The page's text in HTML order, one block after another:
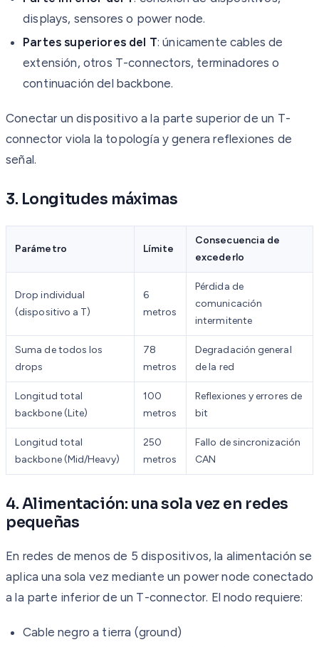
displays, sensores o power node.
Partes superiores del T: únicamente cables de
extensión, otros T-connectors, terminadores o
continuación del backbone.
Conectar un dispositivo a la parte superior de un T-
connector viola la topología y genera reflexiones de
señal.
3. Longitudes máximas
Parámetro Límite
Consecuencia de
excederlo
Drop individual
(dispositivo a T)
6
metros
Pérdida de
comunicación
intermitente
Suma de todos los
drops
78
metros
Degradación general
de la red
Longitud total
backbone (Lite)
100
metros
Reflexiones y errores de
bit
Longitud total
backbone (Mid/Heavy)
250
metros
Fallo de sincronización
CAN
4. Alimentación: una sola vez en redes
pequeñas
En redes de menos de 5 dispositivos, la alimentación se
aplica una sola vez mediante un power node conectado
a la parte inferior de un T-connector. El nodo requiere:
Cable negro a tierra (ground)